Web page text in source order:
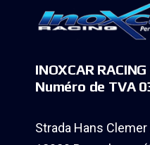
INOXCAR RACING
Numéro de TVA
Strada Hans